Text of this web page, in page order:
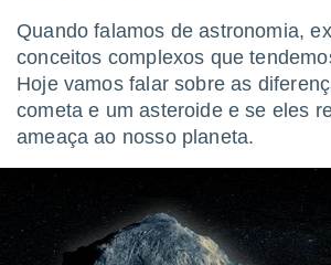
fornecidas
a este
das
digital
Quando falamos de astronomia,
conceitos complexos que
Hoje vamos falar sobre as
cometa e um asteroide e se eles
ameaça ao nosso planeta.